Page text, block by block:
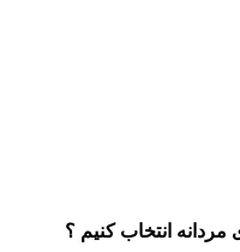
انتخاب کنیم ؟